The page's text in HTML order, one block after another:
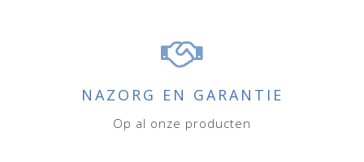
NAZORG EN GARANTIE
Op al onze producten